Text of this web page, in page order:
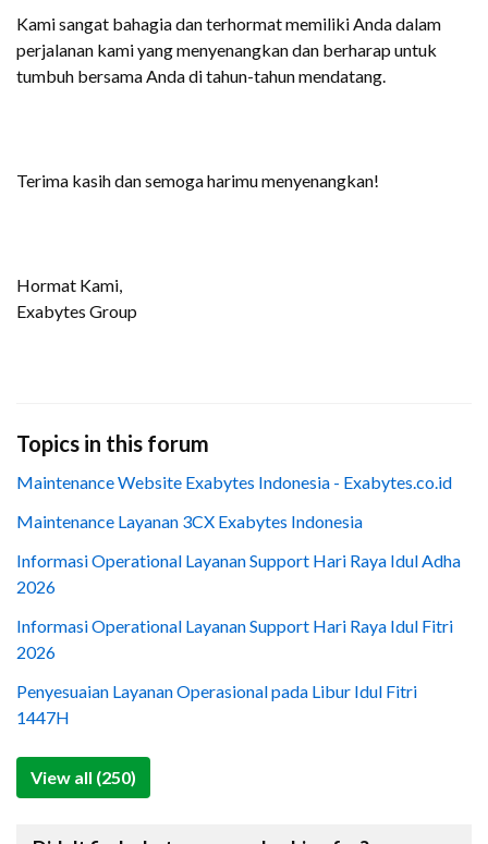
Kami sangat bahagia dan terhormat memiliki Anda dalam
perjalanan kami yang menyenangkan dan berharap untuk
tumbuh bersama Anda di tahun-tahun mendatang.
Terima kasih dan semoga harimu menyenangkan!
Hormat Kami,
Exabytes Group
Topics in this forum
Maintenance Website Exabytes Indonesia - Exabytes.co.id
Maintenance Layanan 3CX Exabytes Indonesia
Informasi Operational Layanan Support Hari Raya Idul Adha
2026
Informasi Operational Layanan Support Hari Raya Idul Fitri
2026
Penyesuaian Layanan Operasional pada Libur Idul Fitri
1447H
View all (250)